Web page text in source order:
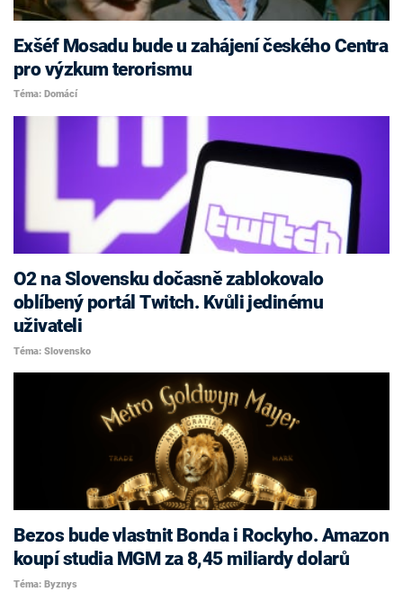
Exšéf Mosadu bude u zahájení českého Centra
pro výzkum terorismu
Téma: Domácí
O2 na Slovensku dočasně zablokovalo
oblíbený portál Twitch. Kvůli jedinému
uživateli
Téma: Slovensko
Bezos bude vlastnit Bonda i Rockyho. Amazon
koupí studia MGM za 8,45 miliardy dolarů
Téma: Byznys